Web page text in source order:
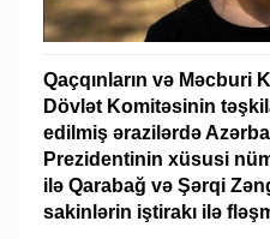
Qaçqınların və Məcburi
Dövlət Komitəsinin
edilmiş ərazilərdə
Prezidentinin xüsusi
ilə Qarabağ və Şərqi
sakinlərin iştirakı ilə